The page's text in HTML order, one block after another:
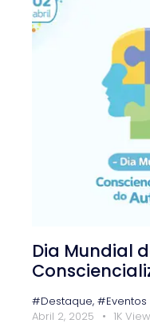
Dia Mundial
#Destaque,
Abril 2, 2025
1K